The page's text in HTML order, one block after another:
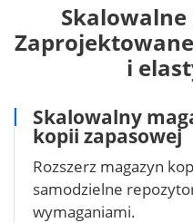
i
Skalowalny
kopii zapasowej
Rozszerz magazyn
samodzielne
wymaganiami.